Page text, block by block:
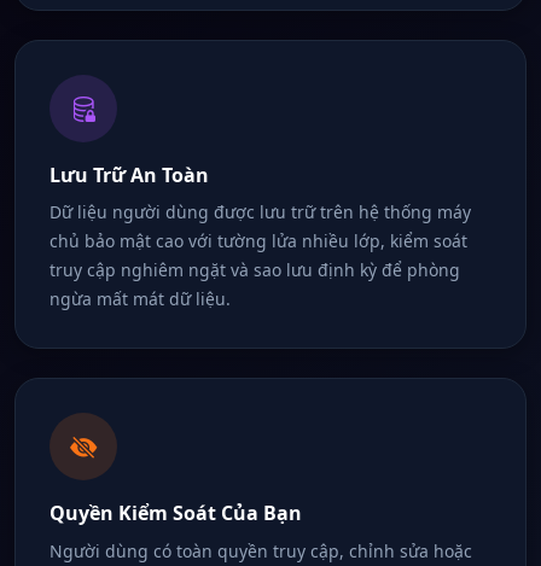
Lưu Trữ An Toàn
Dữ liệu người dùng được lưu trữ trên hệ thống máy
chủ bảo mật cao với tường lửa nhiều lớp, kiểm soát
truy cập nghiêm ngặt và sao lưu định kỳ để phòng
ngừa mất mát dữ liệu.
Quyền Kiểm Soát Của Bạn
Người dùng có toàn quyền truy cập, chỉnh sửa hoặc